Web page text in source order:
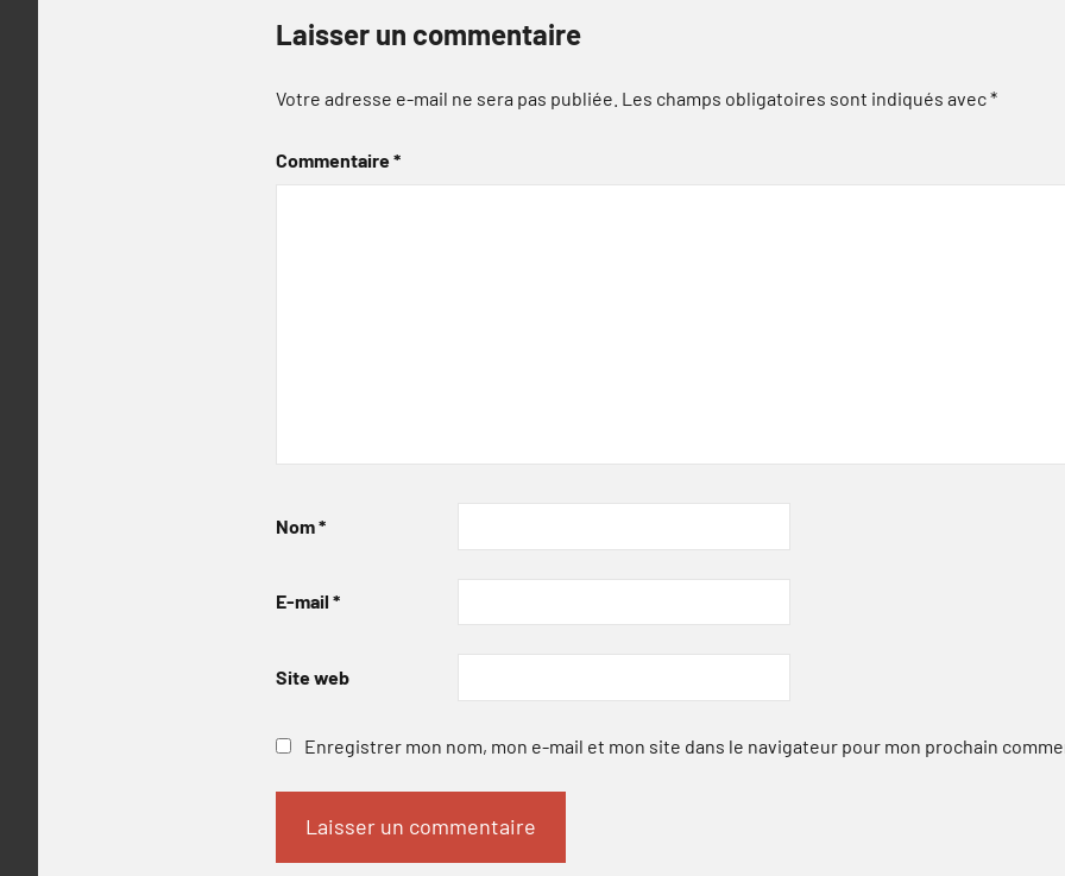
Laisser un commentaire
Votre adresse e-mail ne sera pas publiée. Les champs obligatoires sont indiqués avec*
Commentaire*
Nom*
E-mail *
Site web
Enregistrer mon nom, mon e-mail et mon site dans le navigateur pour mon prochain